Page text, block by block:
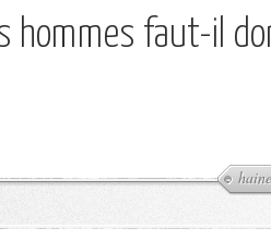
hommes faut-il
haine